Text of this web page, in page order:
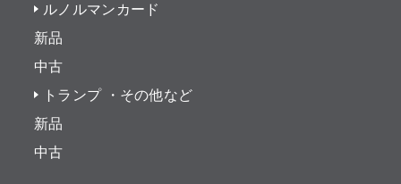
ルノルマンカード
新品
中古
トランプ ・その他など
新品
中古